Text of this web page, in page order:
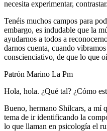
necesita experimentar, contrastar.
Tenéis muchos campos para
embargo, es indudable que la
ayudarnos a todos a
darnos cuenta, cuando
conscienciativo, de que lo que
Patrón Marino La Pm
Hola, hola. ¿Qué tal? ¿Cómo
Bueno, hermano Shilcars, a mí
tema de ir identificando la
lo que llaman en psicología el